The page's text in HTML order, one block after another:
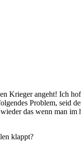
Krieger angeht! Ich
Problem, seid
das wenn man
klappt?